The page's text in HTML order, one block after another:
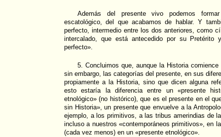
Además del presente vivo podemos
escatológico, del que acabamos de hablar. Y
perfecto, intermedio entre los dos anteriores, como
intercalado, que está antecedido por su Pretérito
perfecto».
5. Concluimos que, aunque la Historia
sin embargo, las categorías del presente, en sus
propiamente a la Historia, sino que dicen alguna
esto estaría la diferencia entre un «presente
etnológico» (no histórico), que es el presente en el
sin Historia», un presente que envuelve a la
ejemplo, a los primitivos, a las tribus amerindias de
incluso a nuestros «contemporáneos primitivos», en
(cada vez menos) en un «presente etnológico».